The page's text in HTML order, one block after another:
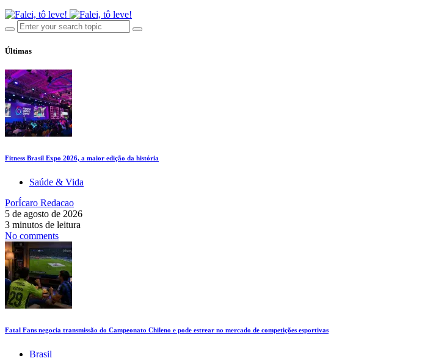
Últimas
Fitness Brasil Expo 2026, a maior edição da história
Saúde & Vida
PorÍcaro Redacao
5 de agosto de 2026
3 minutos de leitura
No comments
Fatal Fans negocia transmissão do Campeonato Chileno e pode estrear no mercado de competições esportivas
Brasil